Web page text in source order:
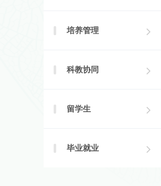
培养管理
科教协同
留学生
毕业就业